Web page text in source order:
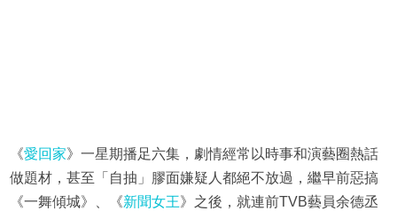
《愛回家》一星期播足六集，劇情經常以時事和演藝圈熱話
做題材，甚至「自抽」膠面嫌疑人都絕不放過，繼早前惡搞
《一舞傾城》、《新聞女王》之後，就連前TVB藝員余德丞